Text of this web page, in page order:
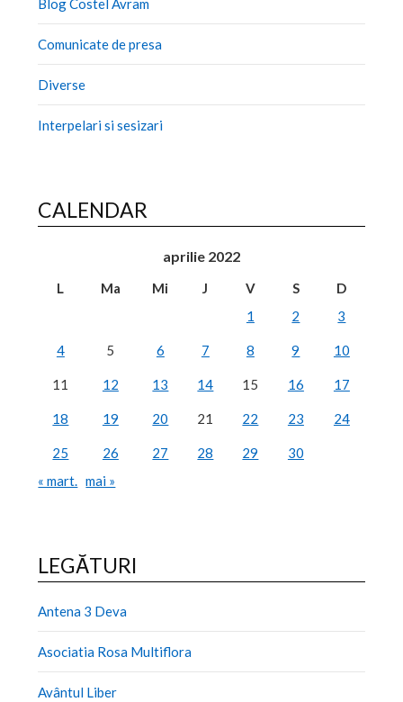
Blog Costel Avram
Comunicate de presa
Diverse
Interpelari si sesizari
CALENDAR
aprilie 2022
L Ma Mi J V S
D
1
2 3
4 5 6 7 8 9 10
11 12 13 14 15 16 17
18 19 20 21 22 23 24
25 26 27 28 29
30
« mart. mai »
LEGĂTURI
Antena 3 Deva
Asociatia Rosa Multiflora
Avântul Liber